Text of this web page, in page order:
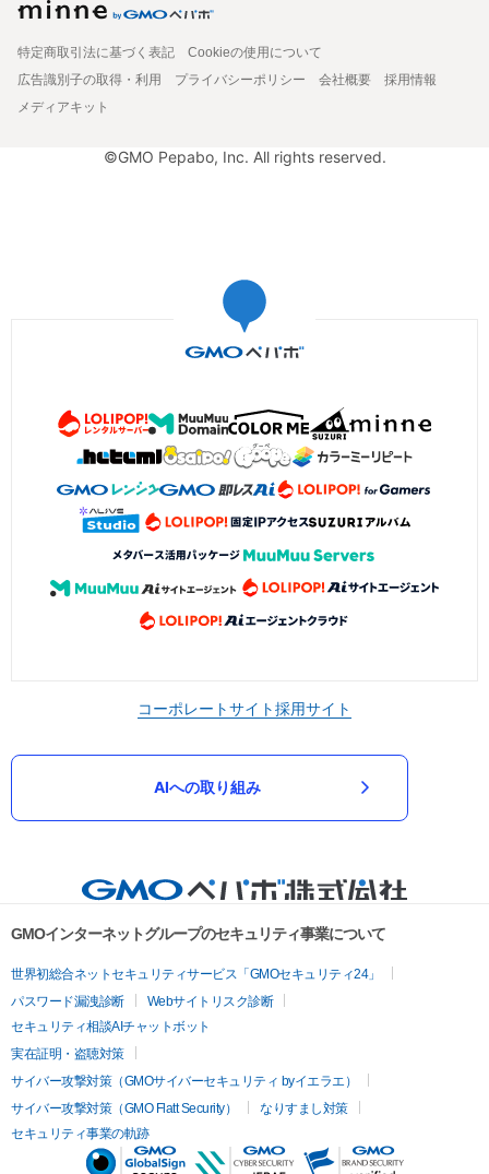
特定商取引法に基づく表記
Cookieの使用について
広告識別子の取得・利用
プライバシーポリシー 会社概要
採用情報
メディアキット
©GMO Pepabo, Inc. All rights reserved.
コーポレートサイト採用サイト
AIへの取り組み
GMOインターネットグループのセキュリティ事業について
世界初総合ネットセキュリティサービス「GMOセキュリティ24」
パスワード漏洩診断
Webサイトリスク診断
セキュリティ相談AIチャットボット
実在証明・盗聴対策
サイバー攻撃対策（GMOサイバーセキュリティ byイエラエ）
サイバー攻撃対策（GMO Flatt Security）
なりすまし対策
セキュリティ事業の軌跡